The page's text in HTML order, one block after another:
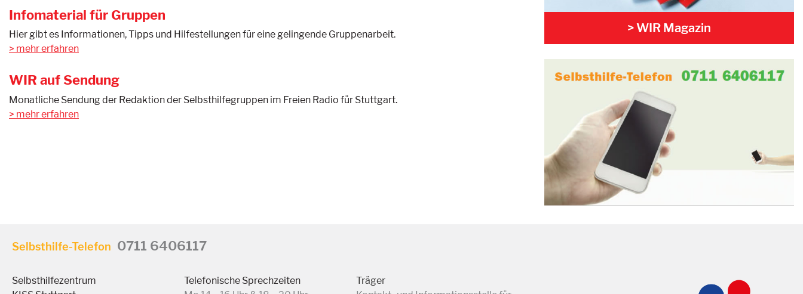
Infomaterial für Gruppen
Hier gibt es Informationen, Tipps und Hilfestellungen für eine gelingende Gruppenarbeit.
mehr erfahren
WIR auf Sendung
Monatliche Sendung der Redaktion der Selbsthilfegruppen im Freien Radio für Stuttgart.
mehr erfahren
> WIR Magazin
Selbsthilfe-Telefon 0711 6406117
Selbsthilfezentrum
Telefonische Sprechzeiten
Träger